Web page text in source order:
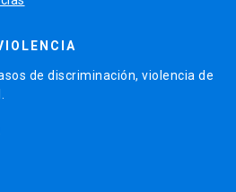
de discriminación, violencia de